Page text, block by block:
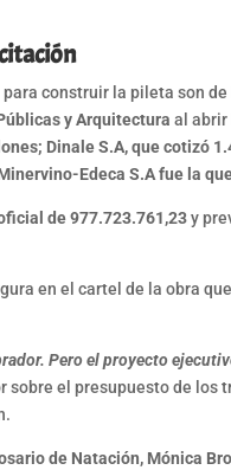
construir la pileta son
y Arquitecturaal abrir
Dinale S.A, que cotizó
Edeca S.A fue la
de 977.723.761,23y
en el cartel de la obra
Pero el proyecto
el presupuesto de los
de Natación, Mónica